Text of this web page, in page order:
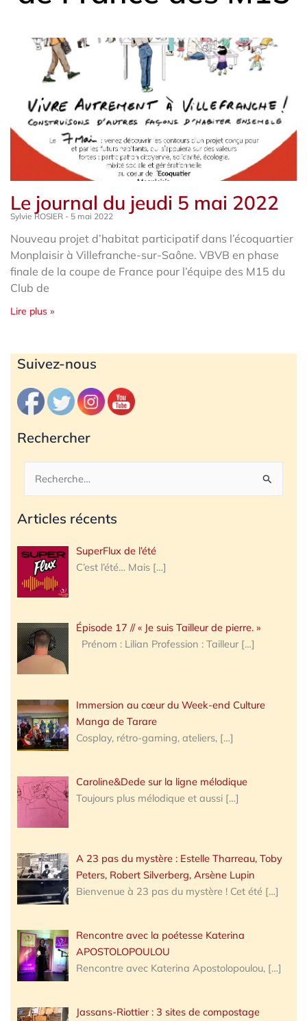
Le journal du jeudi 5 mai 2022
Sylvie ROSIER 5 mai 2022
Nouveau projet d’habitat participatif dans l’écoquartier
Monplaisir à Villefranche-sur-Saône. VBVB en phase
finale de la coupe de France pour l’équipe des M15 du
Club de
Lire plus »
Suivez-nous
Rechercher
Rechercher :
Articles récents
SuperFlux de l’été
C’est l’été… Mais […]
Épisode 17 // « Je suis Tailleur de pierre. »
Prénom : Lilian Profession : Tailleur […]
Immersion au cœur du Week-end Culture
Manga de Tarare
Cosplay, rétro-gaming, ateliers, […]
Caroline&Dede sur la ligne mélodique
Toujours plus mélodique et aussi […]
A 23 pas du mystère : Estelle Tharreau, Toby
Peters, Robert Silverberg, Arsène Lupin
Bienvenue à 23 pas du mystère ! Cet été […]
Rencontre avec la poétesse Katerina
APOSTOLOPOULOU
Rencontre avec Katerina Apostolopoulou, […]
Jassans-Riottier : 3 sites de compostage
Archives